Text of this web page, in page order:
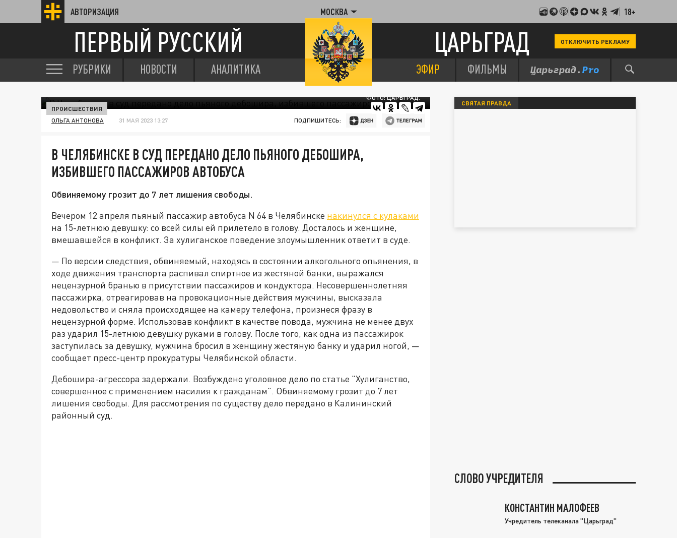
АВТОРИЗАЦИЯ МОСКВА 18+
ПЕРВЫЙ РУССКИЙ ЦАРЬГРАД ОТКЛЮЧИТЬ РЕКЛАМУ
РУБРИКИ НОВОСТИ АНАЛИТИКА ЭФИР ФИЛЬМЫ
ФОТО: ЦАРЬГРАД.
ПРОИСШЕСТВИЯ
ОЛЬГА АНТОНОВА 31 МАЯ 2023 13:27 ПОДПИШИТЕСЬ:
В ЧЕЛЯБИНСКЕ В СУД ПЕРЕДАНО ДЕЛО ПЬЯНОГО ДЕБОШИРА,
ИЗБИВШЕГО ПАССАЖИРОВ АВТОБУСА
Обвиняемому грозит до 7 лет лишения свободы.
Вечером 12 апреля пьяный пассажир автобуса N 64 в Челябинске накинулся с кулаками
на 15-летнюю девушку: со всей силы ей прилетело в голову. Досталось и женщине,
вмешавшейся в конфликт. За хулиганское поведение злоумышленник ответит в суде.
— По версии следствия, обвиняемый, находясь в состоянии алкогольного опьянения, в
ходе движения транспорта распивал спиртное из жестяной банки, выражался
нецензурной бранью в присутствии пассажиров и кондуктора. Несовершеннолетняя
пассажирка, отреагировав на провокационные действия мужчины, высказала
недовольство и сняла происходящее на камеру телефона, произнеся фразу в
нецензурной форме. Использовав конфликт в качестве повода, мужчина не менее двух
раз ударил 15-летнюю девушку руками в голову. После того, как одна из пассажирок
заступилась за девушку, мужчина бросил в женщину жестяную банку и ударил ногой, —
сообщает пресс-центр прокуратуры Челябинской области.
Дебошира-агрессора задержали. Возбуждено уголовное дело по статье "Хулиганство,
совершенное с применением насилия к гражданам". Обвиняемому грозит до 7 лет
лишения свободы. Для рассмотрения по существу дело передано в Калининский
районный суд.
СВЯТАЯ ПРАВДА
СЛОВО УЧРЕДИТЕЛЯ
КОНСТАНТИН МАЛОФЕЕВ
Учредитель телеканала "Царьград"